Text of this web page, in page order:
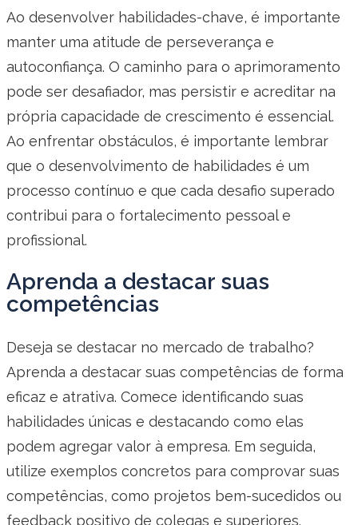
Ao desenvolver habilidades-chave, é importante
manter uma atitude de perseverança e
autoconfiança. O caminho para o aprimoramento
pode ser desafiador, mas persistir e acreditar na
própria capacidade de crescimento é essencial.
Ao enfrentar obstáculos, é importante lembrar
que o desenvolvimento de habilidades é um
processo contínuo e que cada desafio superado
contribui para o fortalecimento pessoal e
profissional.
Aprenda a destacar suas
competências
Deseja se destacar no mercado de trabalho?
Aprenda a destacar suas competências de forma
eficaz e atrativa. Comece identificando suas
habilidades únicas e destacando como elas
podem agregar valor à empresa. Em seguida,
utilize exemplos concretos para comprovar suas
competências, como projetos bem-sucedidos ou
feedback positivo de colegas e superiores.